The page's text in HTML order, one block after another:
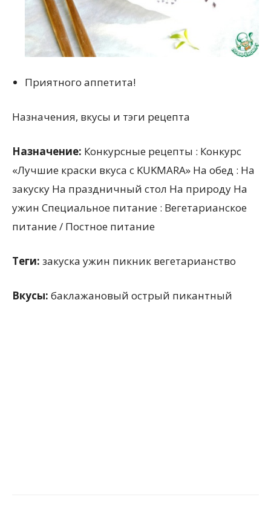
Приятного аппетита!
Назначения, вкусы и тэги рецепта
Назначение: Конкурсные рецепты : Конкурс
«Лучшие краски вкуса с KUKMARA» На обед : На
закуску На праздничный стол На природу На
ужин Специальное питание : Вегетарианское
питание / Постное питание
Теги: закуска ужин пикник вегетарианство
Вкусы: баклажановый острый пикантный